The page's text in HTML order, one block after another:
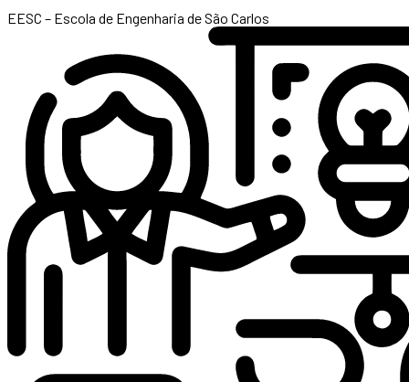
EESC – Escola de Engenharia de São Carlos